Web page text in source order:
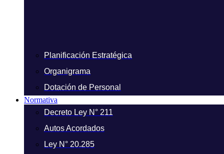
Planificación Estratégica
Organigrama
Dotación de Personal
Normativa
Decreto Ley N° 211
Autos Acordados
Ley N° 20.285